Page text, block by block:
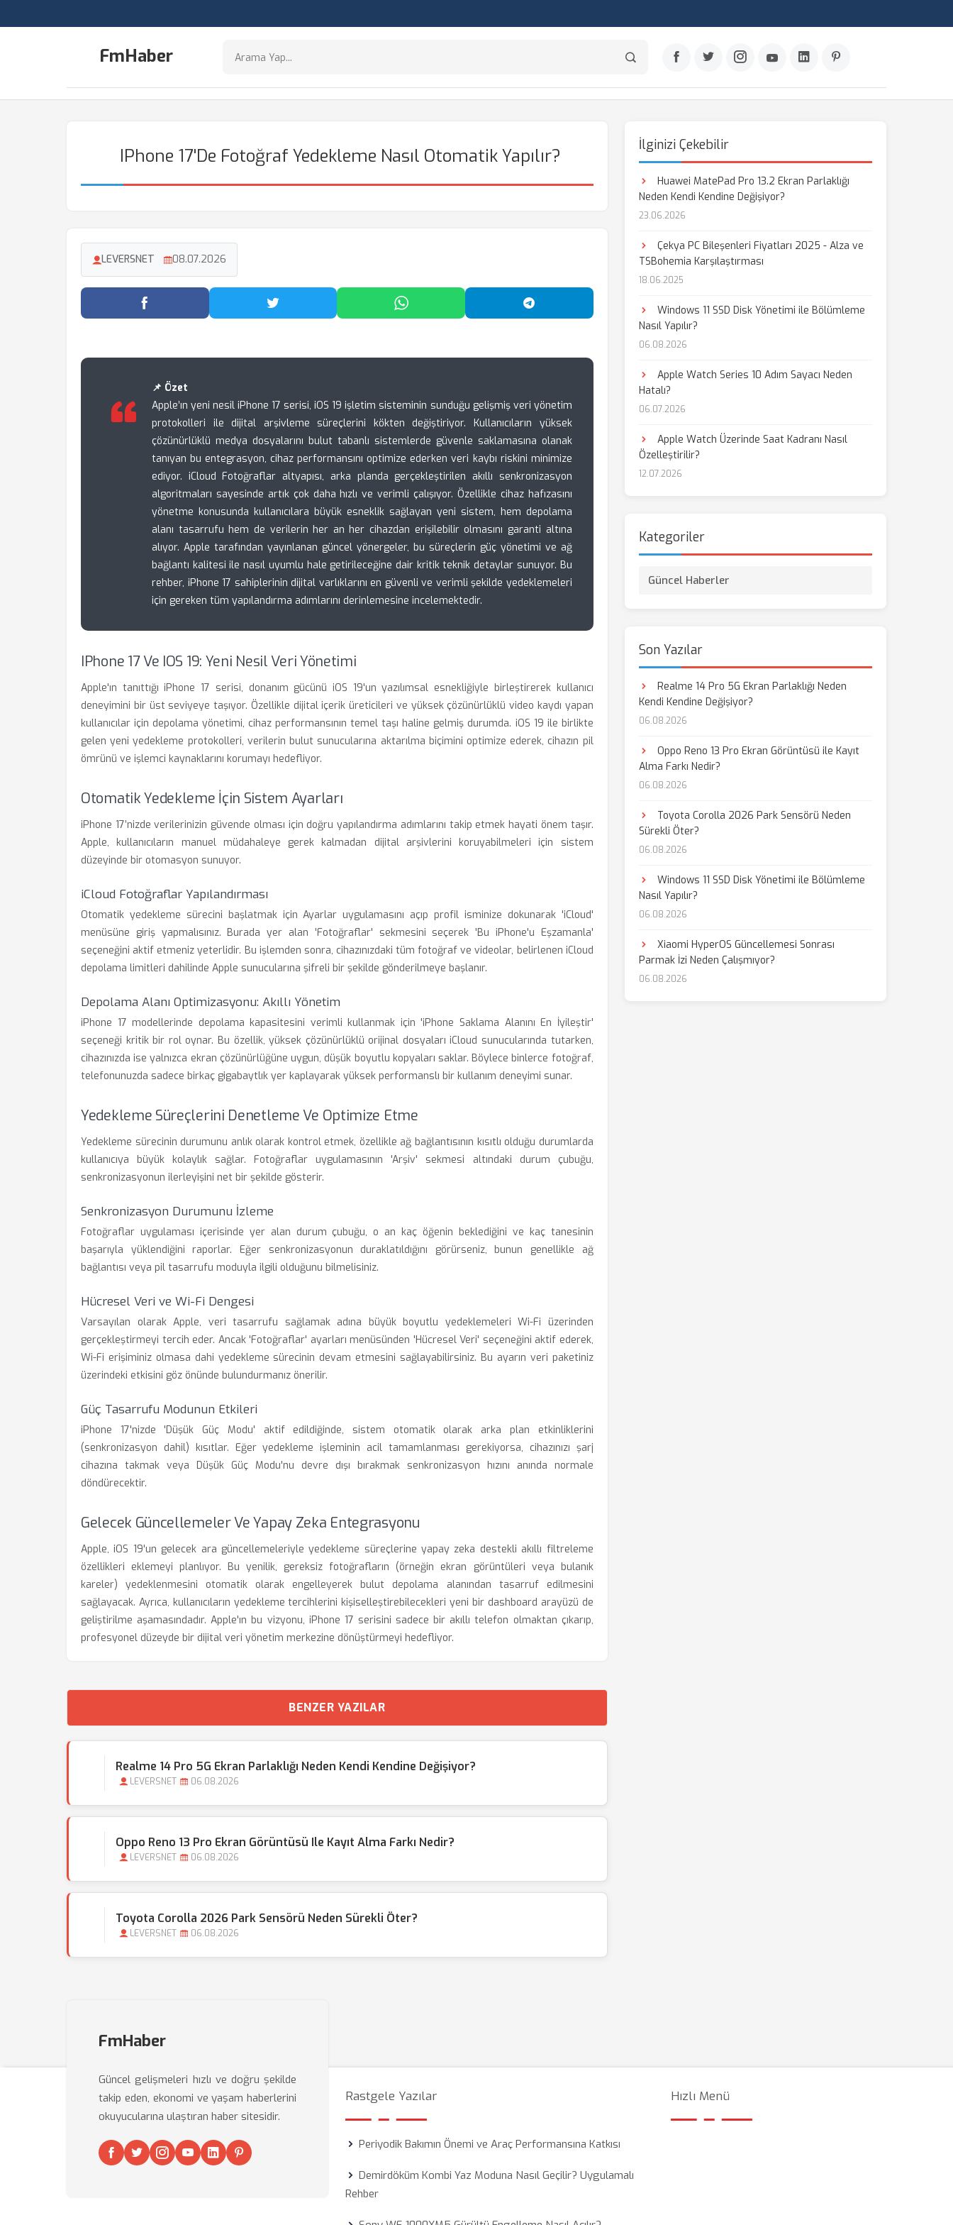
FmHaber
IPhone 17'de Fotoğraf Yedekleme Nasıl Otomatik Yapılır?
LEVERSNET 08.07.2026
Facebook'ta Paylaş Twitter'da Paylaş WhatsApp'ta Paylaş Telegram'da Paylaş
📌 Özet
Apple’ın yeni nesil iPhone 17 serisi, iOS 19 işletim sisteminin sunduğu gelişmiş veri yönetim
protokolleri ile dijital arşivleme süreçlerini kökten değiştiriyor. Kullanıcıların yüksek
çözünürlüklü medya dosyalarını bulut tabanlı sistemlerde güvenle saklamasına olanak
tanıyan bu entegrasyon, cihaz performansını optimize ederken veri kaybı riskini minimize
ediyor. iCloud Fotoğraflar altyapısı, arka planda gerçekleştirilen akıllı senkronizasyon
algoritmaları sayesinde artık çok daha hızlı ve verimli çalışıyor. Özellikle cihaz hafızasını
yönetme konusunda kullanıcılara büyük esneklik sağlayan yeni sistem, hem depolama
alanı tasarrufu hem de verilerin her an her cihazdan erişilebilir olmasını garanti altına
alıyor. Apple tarafından yayınlanan güncel yönergeler, bu süreçlerin güç yönetimi ve ağ
bağlantı kalitesi ile nasıl uyumlu hale getirileceğine dair kritik teknik detaylar sunuyor. Bu
rehber, iPhone 17 sahiplerinin dijital varlıklarını en güvenli ve verimli şekilde yedeklemeleri
için gereken tüm yapılandırma adımlarını derinlemesine incelemektedir.
IPhone 17 Ve IOS 19: Yeni Nesil Veri Yönetimi
Apple'ın tanıttığı iPhone 17 serisi, donanım gücünü iOS 19'un yazılımsal esnekliğiyle birleştirerek kullanıcı
deneyimini bir üst seviyeye taşıyor. Özellikle dijital içerik üreticileri ve yüksek çözünürlüklü video kaydı yapan
kullanıcılar için depolama yönetimi, cihaz performansının temel taşı haline gelmiş durumda. iOS 19 ile birlikte
gelen yeni yedekleme protokolleri, verilerin bulut sunucularına aktarılma biçimini optimize ederek, cihazın pil
ömrünü ve işlemci kaynaklarını korumayı hedefliyor.
Otomatik Yedekleme İçin Sistem Ayarları
iPhone 17’nizde verilerinizin güvende olması için doğru yapılandırma adımlarını takip etmek hayati önem taşır.
Apple, kullanıcıların manuel müdahaleye gerek kalmadan dijital arşivlerini koruyabilmeleri için sistem
düzeyinde bir otomasyon sunuyor.
iCloud Fotoğraflar Yapılandırması
Otomatik yedekleme sürecini başlatmak için Ayarlar uygulamasını açıp profil isminize dokunarak 'iCloud'
menüsüne giriş yapmalısınız. Burada yer alan 'Fotoğraflar' sekmesini seçerek 'Bu iPhone'u Eşzamanla'
seçeneğini aktif etmeniz yeterlidir. Bu işlemden sonra, cihazınızdaki tüm fotoğraf ve videolar, belirlenen iCloud
depolama limitleri dahilinde Apple sunucularına şifreli bir şekilde gönderilmeye başlanır.
Depolama Alanı Optimizasyonu: Akıllı Yönetim
iPhone 17 modellerinde depolama kapasitesini verimli kullanmak için 'iPhone Saklama Alanını En İyileştir'
seçeneği kritik bir rol oynar. Bu özellik, yüksek çözünürlüklü orijinal dosyaları iCloud sunucularında tutarken,
cihazınızda ise yalnızca ekran çözünürlüğüne uygun, düşük boyutlu kopyaları saklar. Böylece binlerce fotoğraf,
telefonunuzda sadece birkaç gigabaytlık yer kaplayarak yüksek performanslı bir kullanım deneyimi sunar.
Yedekleme Süreçlerini Denetleme Ve Optimize Etme
Yedekleme sürecinin durumunu anlık olarak kontrol etmek, özellikle ağ bağlantısının kısıtlı olduğu durumlarda
kullanıcıya büyük kolaylık sağlar. Fotoğraflar uygulamasının 'Arşiv' sekmesi altındaki durum çubuğu,
senkronizasyonun ilerleyişini net bir şekilde gösterir.
Senkronizasyon Durumunu İzleme
Fotoğraflar uygulaması içerisinde yer alan durum çubuğu, o an kaç öğenin beklediğini ve kaç tanesinin
başarıyla yüklendiğini raporlar. Eğer senkronizasyonun duraklatıldığını görürseniz, bunun genellikle ağ
bağlantısı veya pil tasarrufu moduyla ilgili olduğunu bilmelisiniz.
Hücresel Veri ve Wi-Fi Dengesi
Varsayılan olarak Apple, veri tasarrufu sağlamak adına büyük boyutlu yedeklemeleri Wi-Fi üzerinden
gerçekleştirmeyi tercih eder. Ancak 'Fotoğraflar' ayarları menüsünden 'Hücresel Veri' seçeneğini aktif ederek,
Wi-Fi erişiminiz olmasa dahi yedekleme sürecinin devam etmesini sağlayabilirsiniz. Bu ayarın veri paketiniz
üzerindeki etkisini göz önünde bulundurmanız önerilir.
Güç Tasarrufu Modunun Etkileri
iPhone 17'nizde 'Düşük Güç Modu' aktif edildiğinde, sistem otomatik olarak arka plan etkinliklerini
(senkronizasyon dahil) kısıtlar. Eğer yedekleme işleminin acil tamamlanması gerekiyorsa, cihazınızı şarj
cihazına takmak veya Düşük Güç Modu'nu devre dışı bırakmak senkronizasyon hızını anında normale
döndürecektir.
Gelecek Güncellemeler Ve Yapay Zeka Entegrasyonu
Apple, iOS 19'un gelecek ara güncellemeleriyle yedekleme süreçlerine yapay zeka destekli akıllı filtreleme
özellikleri eklemeyi planlıyor. Bu yenilik, gereksiz fotoğrafların (örneğin ekran görüntüleri veya bulanık
kareler) yedeklenmesini otomatik olarak engelleyerek bulut depolama alanından tasarruf edilmesini
sağlayacak. Ayrıca, kullanıcıların yedekleme tercihlerini kişiselleştirebilecekleri yeni bir dashboard arayüzü de
geliştirilme aşamasındadır. Apple'ın bu vizyonu, iPhone 17 serisini sadece bir akıllı telefon olmaktan çıkarıp,
profesyonel düzeyde bir dijital veri yönetim merkezine dönüştürmeyi hedefliyor.
BENZER YAZILAR
Realme 14 Pro 5G Ekran Parlaklığı Neden Kendi Kendine Değişiyor?
LEVERSNET 06.08.2026
Oppo Reno 13 Pro Ekran Görüntüsü Ile Kayıt Alma Farkı Nedir?
LEVERSNET 06.08.2026
Toyota Corolla 2026 Park Sensörü Neden Sürekli Öter?
LEVERSNET 06.08.2026
İlginizi Çekebilir
Huawei MatePad Pro 13.2 Ekran Parlaklığı
Neden Kendi Kendine Değişiyor?
23.06.2026
Çekya PC Bileşenleri Fiyatları 2025 - Alza ve
TSBohemia Karşılaştırması
18.06.2025
Windows 11 SSD Disk Yönetimi ile Bölümleme
Nasıl Yapılır?
06.08.2026
Apple Watch Series 10 Adım Sayacı Neden
Hatalı?
06.07.2026
Apple Watch Üzerinde Saat Kadranı Nasıl
Özelleştirilir?
12.07.2026
Kategoriler
Güncel Haberler
Son Yazılar
Realme 14 Pro 5G Ekran Parlaklığı Neden
Kendi Kendine Değişiyor?
06.08.2026
Oppo Reno 13 Pro Ekran Görüntüsü ile Kayıt
Alma Farkı Nedir?
06.08.2026
Toyota Corolla 2026 Park Sensörü Neden
Sürekli Öter?
06.08.2026
Windows 11 SSD Disk Yönetimi ile Bölümleme
Nasıl Yapılır?
06.08.2026
Xiaomi HyperOS Güncellemesi Sonrası
Parmak İzi Neden Çalışmıyor?
06.08.2026
FmHaber
Güncel gelişmeleri hızlı ve doğru şekilde
takip eden, ekonomi ve yaşam haberlerini
okuyucularına ulaştıran haber sitesidir.
Rastgele Yazılar
Periyodik Bakımın Önemi ve Araç Performansına Katkısı
Demirdöküm Kombi Yaz Moduna Nasıl Geçilir? Uygulamalı
Rehber
Hızlı Menü